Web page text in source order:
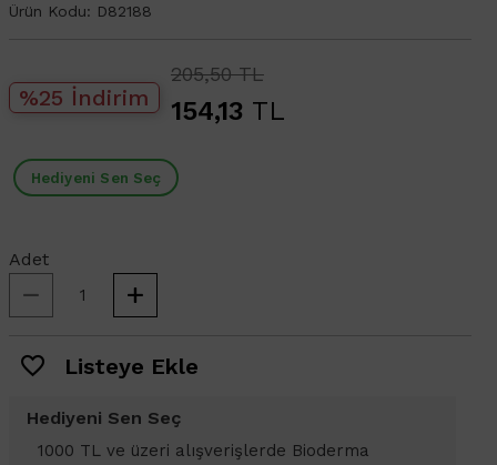
Ürün Kodu: D82188
%25 İndirim
205,50 TL
154,13 TL
Hediyeni Sen Seç
Adet
Listeye Ekle
Hediyeni Sen Seç
1000 TL ve üzeri alışverişlerinizde